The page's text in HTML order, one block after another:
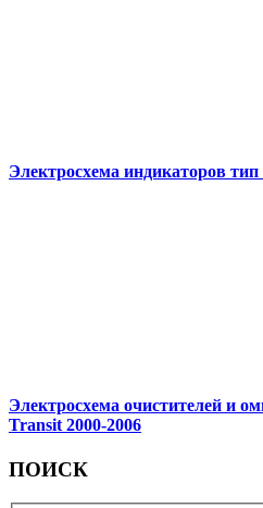
Электросхема индикаторов
Электросхема очистителей и
Transit 2000-2006
ПОИСК